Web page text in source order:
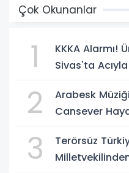
Çok Okunanlar
1
KKKA Alarmı!
Sivas'ta
2
Arabesk
Cansever
3
Terörsüz